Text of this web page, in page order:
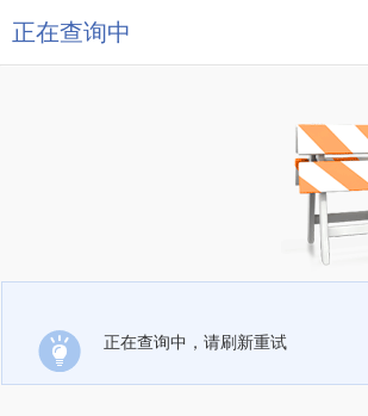
正在查询中
正在查询中，请刷新重试